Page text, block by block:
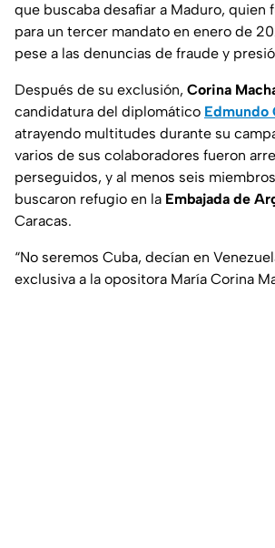
que buscaba desafiar a Maduro, quien
para un tercer mandato en enero de
pese a las denuncias de fraude y
Después de su exclusión, Corina
candidatura del diplomático Edmundo
atrayendo multitudes durante su
varios de sus colaboradores fueron
perseguidos, y al menos seis
buscaron refugio en la Embajada de
Caracas.
“No seremos Cuba, decían en
exclusiva a la opositora María Corina